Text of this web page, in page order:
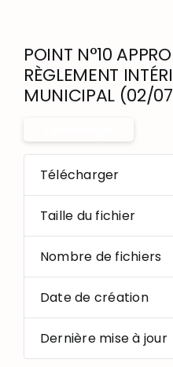
INFOS PRATIQUES
POINT N°10
RÈGLEMENT
MUNICIPAL (02/
Télécharger
Taille du fichier
Nombre de fichiers
Date de création
Dernière mise à jour